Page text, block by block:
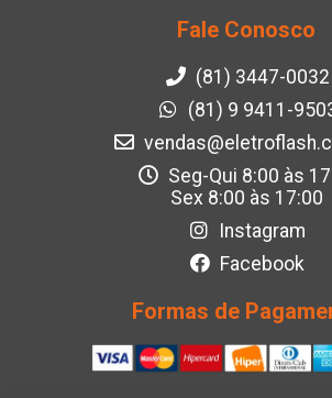
Fale Conosco
(81) 3447-0032
(81) 9 9411-
Seg-Qui 8:00 às
Sex 8:00 às 17:00
Instagram
Facebook
Formas de